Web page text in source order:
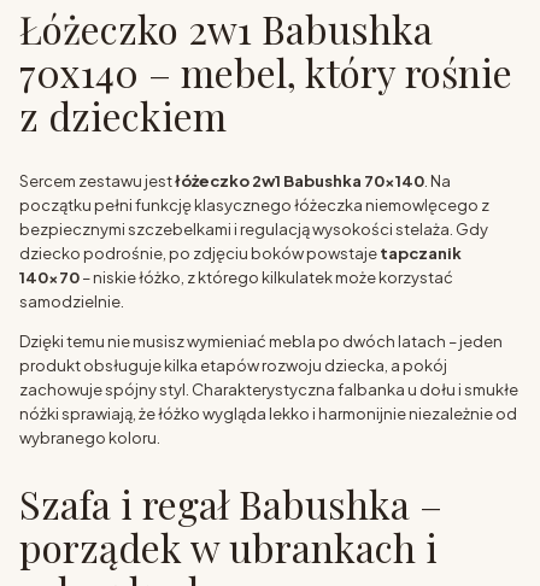
Łóżeczko 2w1 Babushka
70x140 – mebel, który rośnie
z dzieckiem
Sercem zestawu jestłóżeczko 2w1 Babushka 70x140. Na
początku pełni funkcję klasycznego łóżeczka niemowlęcego z
bezpiecznymi szczebelkami i regulacją wysokości stelaża. Gdy
dziecko podrośnie, po zdjęciu boków powstajetapczanik
140x70– niskie łóżko, z którego kilkulatek może korzystać
samodzielnie.
Dzięki temu nie musisz wymieniać mebla po dwóch latach – jeden
produkt obsługuje kilka etapów rozwoju dziecka, a pokój
zachowuje spójny styl. Charakterystyczna falbanka u dołu i smukłe
nóżki sprawiają, że łóżko wygląda lekko i harmonijnie niezależnie od
wybranego koloru.
Szafa i regał Babushka –
porządek w ubrankach i